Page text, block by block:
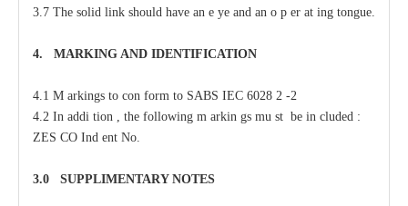
3.7 The solid link should have an e ye and an o p er at ing tongue.
4. MARKING AND IDENTIFICATION
4.1 M arkings to con form to SABS IEC 6028 2 -2
4.2 In addi tion , the following m arkin gs mu st be in cluded :
ZES CO Ind ent No.
3.0 SUPPLIMENTARY NOTES